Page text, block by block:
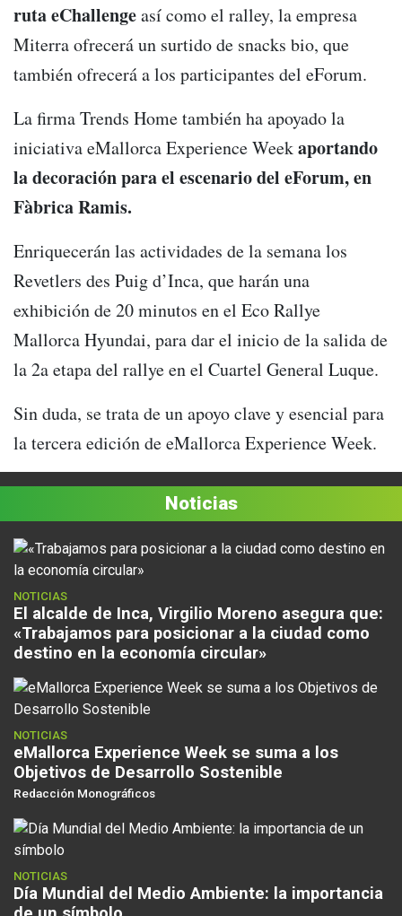
ruta eChallengeasí como el ralley, la empresa
Miterra ofrecerá un surtido de snacks bio, que
también ofrecerá a los participantes del eForum.
La firma Trends Home también ha apoyado la
iniciativa eMallorca Experience Weekaportando
la decoración para el escenario del eForum, en
Fàbrica Ramis.
Enriquecerán las actividades de la semana los
Revetlers des Puig d’Inca, que harán una
exhibición de 20 minutos en el Eco Rallye
Mallorca Hyundai, para dar el inicio de la salida de
la 2a etapa del rallye en el Cuartel General Luque.
Sin duda, se trata de un apoyo clave y esencial para
la tercera edición de eMallorca Experience Week.
Noticias
NOTICIAS
El alcalde de Inca, Virgilio Moreno asegura que:
«Trabajamos para posicionar a la ciudad como
destino en la economía circular»
NOTICIAS
eMallorca Experience Week se suma a los
Objetivos de Desarrollo Sostenible
Redacción Monográficos
NOTICIAS
Día Mundial del Medio Ambiente: la importancia